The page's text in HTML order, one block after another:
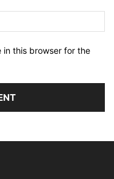
in this browser for the